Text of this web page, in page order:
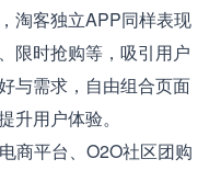
客独立APP同样表现
限时抢购等，吸引用户
与需求，自由组合页面
升用户体验。
平台、O2O社区团购